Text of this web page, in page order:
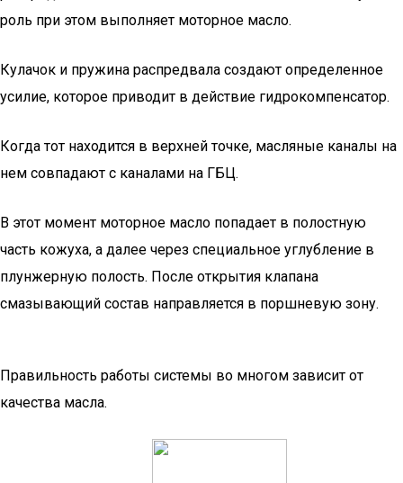
роль при этом выполняет моторное масло.
Кулачок и пружина распредвала создают определенное
усилие, которое приводит в действие гидрокомпенсатор.
Когда тот находится в верхней точке, масляные каналы на
нем совпадают с каналами на ГБЦ.
В этот момент моторное масло попадает в полостную
часть кожуха, а далее через специальное углубление в
плунжерную полость. После открытия клапана
смазывающий состав направляется в поршневую зону.
Правильность работы системы во многом зависит от
качества масла.